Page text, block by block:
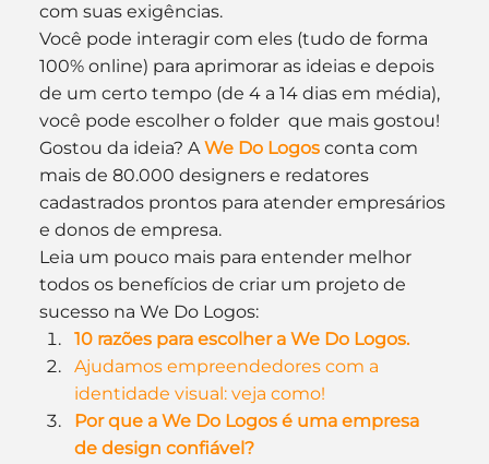
com suas exigências.
Você pode interagir com eles (tudo de forma
100% online) para aprimorar as ideias e depois
de um certo tempo (de 4 a 14 dias em média),
você pode escolher o folder  que mais gostou!
Gostou da ideia? A We Do Logos conta com
mais de 80.000 designers e redatores
cadastrados prontos para atender empresários
e donos de empresa.
Leia um pouco mais para entender melhor
todos os benefícios de criar um projeto de
sucesso na We Do Logos:
10 razões para escolher a We Do Logos.
Ajudamos empreendedores com a
identidade visual: veja como!
Por que a We Do Logos é uma empresa
de design confiável?